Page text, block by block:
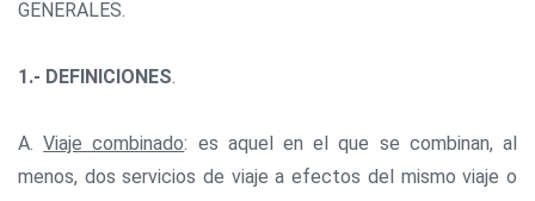
GENERALES.
1.- DEFINICIONES.
A.Viaje combinado: es aquel en el que se combinan, al
menos, dos servicios de viaje a efectos del mismo viaje o